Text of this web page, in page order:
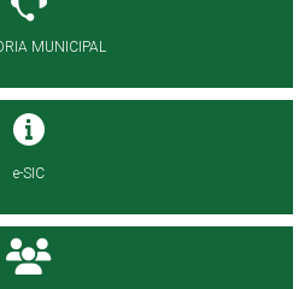
MUNICIPAL
e-SIC